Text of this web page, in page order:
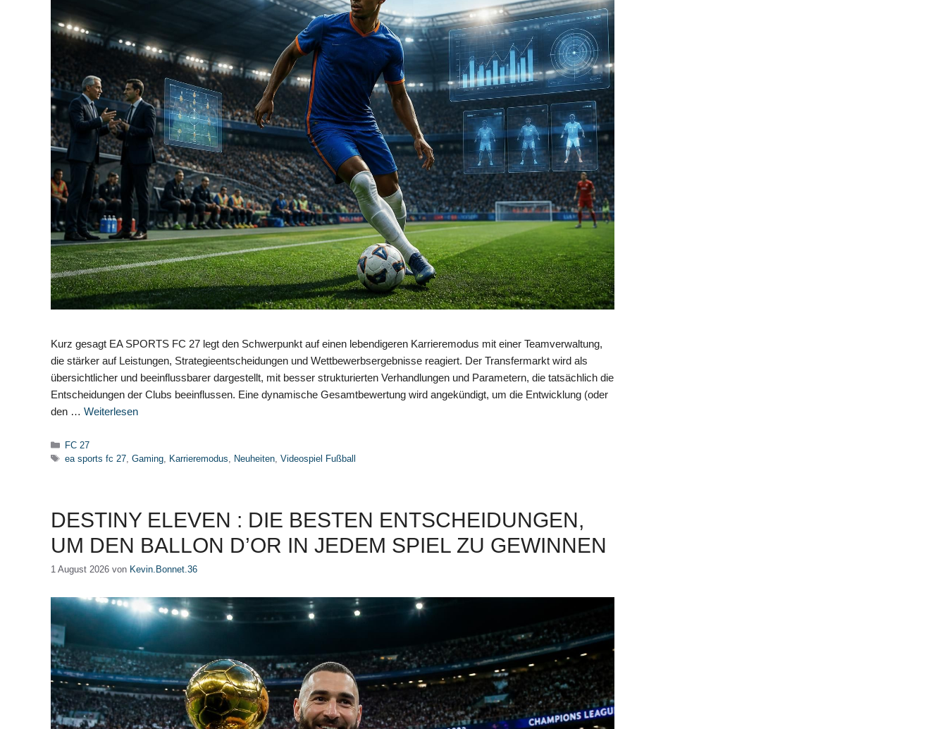
Kurz gesagt EA SPORTS FC 27 legt den Schwerpunkt auf einen lebendigeren Karrieremodus mit einer Teamverwaltung,
die stärker auf Leistungen, Strategieentscheidungen und Wettbewerbsergebnisse reagiert. Der Transfermarkt wird als
übersichtlicher und beeinflussbarer dargestellt, mit besser strukturierten Verhandlungen und Parametern, die tatsächlich die
Entscheidungen der Clubs beeinflussen. Eine dynamische Gesamtbewertung wird angekündigt, um die Entwicklung (oder
den … Weiterlesen
Kategorien
FC 27
Schlagwörter
ea sports fc 27 ,Gaming Karrieremodus Neuheiten ,Videospiel Fußball
DESTINY ELEVEN : DIE BESTEN ENTSCHEIDUNGEN,
UM DEN BALLON D’OR IN JEDEM SPIEL ZU GEWINNEN
1 August 2026 von Kevin.Bonnet.36